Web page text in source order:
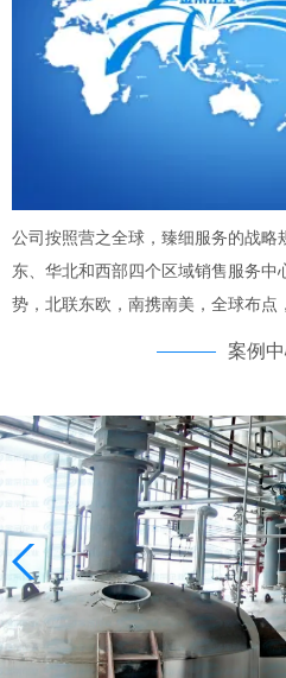
公司按照营之全球，臻细服务的战略
东、华北和西部四个区域销售服务中
势，北联东欧，南携南美，全球布点
案例